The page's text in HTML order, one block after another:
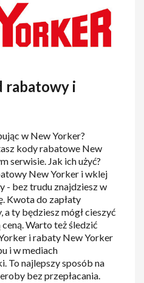
rabatowy i
w New Yorker?
kody rabatowe New
serwisie. Jak ich użyć?
New Yorker i wklej
- bez trudu znajdziesz w
Kwota do zapłaty
ty będziesz mógł cieszyć
Warto też śledzić
i rabaty New Yorker
i w mediach
To najlepszy sposób na
bez przepłacania.